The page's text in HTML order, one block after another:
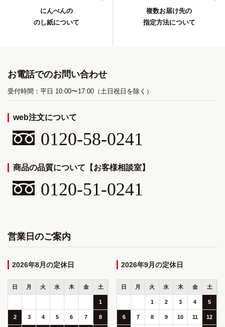
にんべんの
のし紙について
複数お届け先の
指定方法について
お電話でのお問い合わせ
受付時間：平日 10:00〜17:00（土日祝日を除く）
web注文について
0120-58-0241
商品の品質について【お客様相談室】
0120-51-0241
営業日のご案内
2026年8月
日 月 火 水 木 金 土
1
2 3 4 5 6 7 8
2026年9月
日 月 火 水 木 金 土
1 2 3 4 5
6 7 8 9 10 11 12